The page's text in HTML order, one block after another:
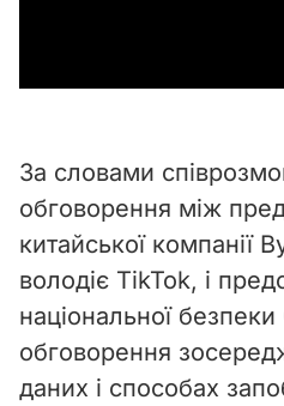
i
За словами
обговорення між
китайської компанії
володіє TikTok, і
національної
обговорення
даних і способах